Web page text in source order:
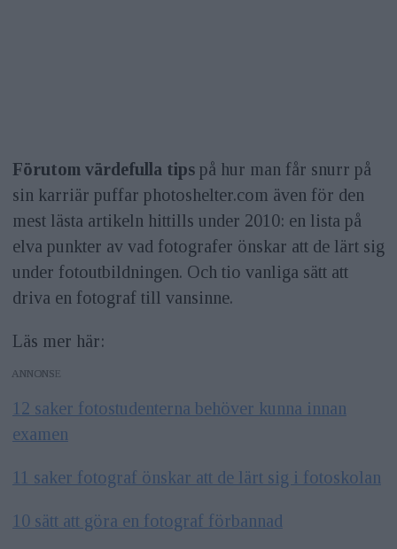
Förutom värdefulla tipspå hur man får snurr på
sin karriär puffar photoshelter.com även för den
mest lästa artikeln hittills under 2010: en lista på
elva punkter av vad fotografer önskar att de lärt sig
under fotoutbildningen. Och tio vanliga sätt att
driva en fotograf till vansinne.
Läs mer här:
ANNONS
12 saker fotostudenterna behöver kunna innan
examen
11 saker fotograf önskar att de lärt sig i fotoskolan
10 sätt att göra en fotograf förbannad